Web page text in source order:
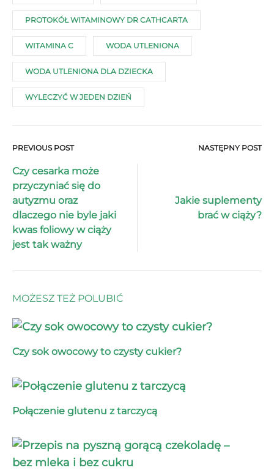
PROTOKÓŁ WITAMINOWY DR CATHCARTA
WITAMINA C WODA UTLENIONA
WODA UTLENIONA DLA DZIECKA
WYLECZYĆ W JEDEN DZIEŃ
Post
navigation
PREVIOUS POST NASTĘPNY POST
Czy cesarka może
przyczyniać się do
autyzmu oraz
dlaczego nie byle jaki
kwas foliowy w ciąży
jest tak ważny
Jakie suplementy
brać w ciąży?
MOŻESZ TEŻ POLUBIĆ
Czy sok owocowy to czysty cukier?
Połączenie glutenu z tarczycą